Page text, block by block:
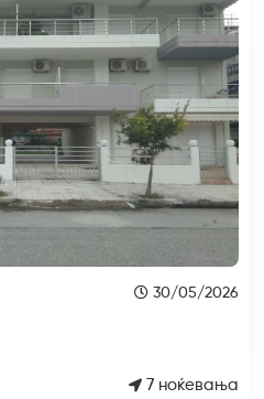
30/05/2026
7 ноќевања